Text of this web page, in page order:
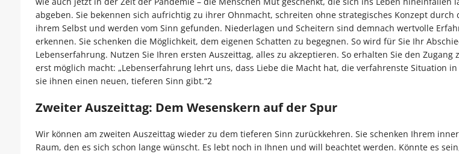
abgeben. Sie bekennen sich aufrichtig zu ihrer Ohnmacht, schreiten ohne strategisches Konzept durch
ihrem Selbst und werden vom Sinn gefunden. Niederlagen und Scheitern sind demnach wertvolle
erkennen. Sie schenken die Möglichkeit, dem eigenen Schatten zu begegnen. So wird für Sie Ihr
Lebenserfahrung. Nutzen Sie Ihren ersten Auszeittag, alles zu akzeptieren. So erhalten Sie den Zugang
erst möglich macht: „Lebenserfahrung lehrt uns, dass Liebe die Macht hat, die verfahrenste Situation
sie ihnen einen neuen, tieferen Sinn gibt.“2
Zweiter Auszeittag: Dem Wesenskern auf der Spur
Wir können am zweiten Auszeittag wieder zu dem tieferen Sinn zurückkehren. Sie schenken Ihrem
Raum, den es sich schon lange wünscht. Es lebt noch in Ihnen und will beachtet werden. Könnte es